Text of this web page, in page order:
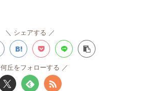
シェアする
何丘をフォローする